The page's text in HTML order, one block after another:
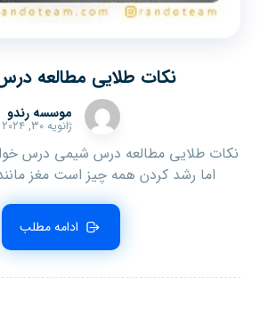
نکات طلایی مطالعه
موسسه رندو
ژانویه ۳۰, ۲۰۲۴
نکات طلایی مطالعه درس شیمی درس
اما رشد کردن همه چیز است مغز
ادامه مطلب